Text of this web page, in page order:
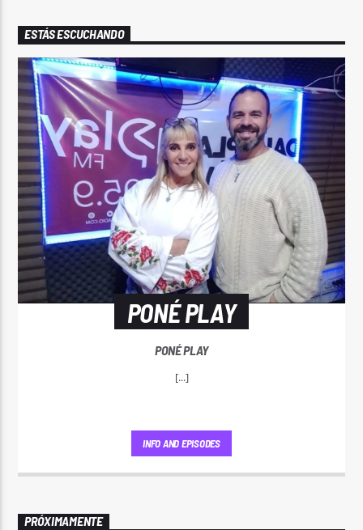
ESTÁS ESCUCHANDO
PONÉ PLAY
PONÉ PLAY
[...]
INFO AND EPISODES
PRÓXIMAMENTE